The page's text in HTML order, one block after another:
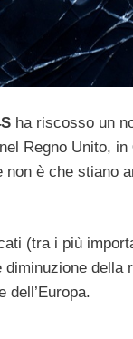
ha riscosso un
Regno Unito, in
è che stiano
(tra i più
diminuzione della
dell’Europa.